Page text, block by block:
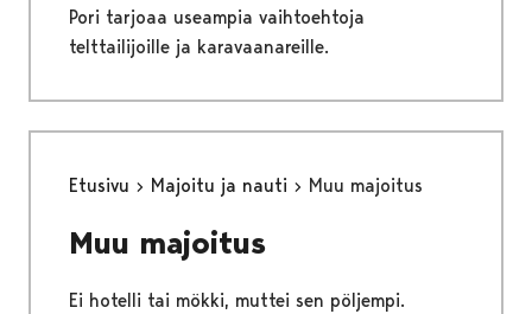
Pori tarjoaa useampia vaihtoehtoja
telttailijoille ja karavaanareille.
Etusivu Majoitu ja nauti Muu majoitus
Muu majoitus
Ei hotelli tai mökki, muttei sen pöljempi.